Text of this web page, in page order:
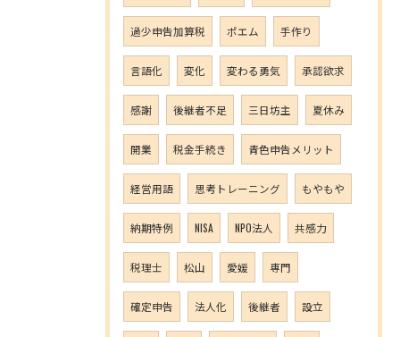
過少申告加算税 ポエム 手作り
言語化 変化 変わる勇気 承認欲求
感謝 後継者不足 三日坊主 夏休み
開業 税金手続き 青色申告メリット
経営用語 思考トレーニング もやもや
納期特例 NISA NPO法人 共感力
税理士 松山 愛媛 専門
確定申告 法人化 後継者 設立